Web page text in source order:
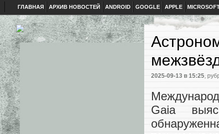
ГЛАВНАЯ АРХИВ НОВОСТЕЙ ANDROID GOOGLE APPLE
2025-09-13 в 15:25,
Gaia